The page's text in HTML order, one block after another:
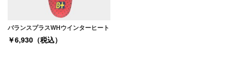
バランスプラスWHウインターヒート
￥6,930（税込）